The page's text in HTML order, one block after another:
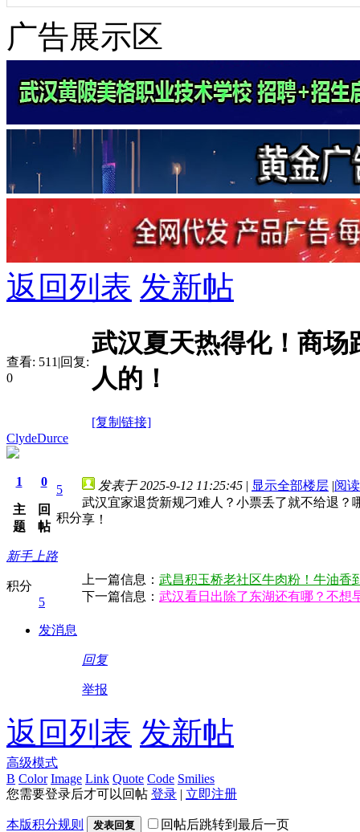
广告展示区
返回列表 发新帖
查看: 511 |回复:
0
武汉夏天热得化！商
人的！
[复制链接]
ClydeDurce
1
主
题
0
回
帖
5
积分
新手上路
积分
5
发消息
发表于 2025-9-12 11:25:45 | 显示全部楼层 |阅
武汉宜家退货新规刁难人？小票丢了就不给退
享！
上一篇信息： 武昌积玉桥老社区牛肉粉！牛油香
下一篇信息： 武汉看日出除了东湖还有哪？不想
回复
举报
返回列表 发新帖
高级模式
B Color Image Link Quote Code Smilies
您需要登录后才可以回帖 登录 | 立即注册
本版积分规则 发表回复 回帖后跳转到最后一页